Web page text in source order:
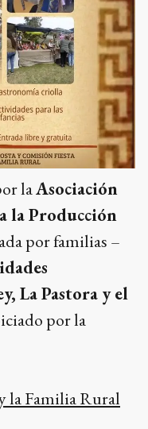
laAsociación
la Producción
por familias –
La Pastora y el
por la
la Familia Rural